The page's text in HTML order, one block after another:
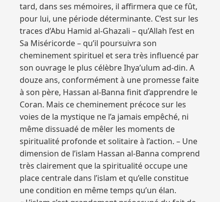
tard, dans ses mémoires, il affirmera que ce fût,
pour lui, une période déterminante. C’est sur les
traces d’Abu Hamid al-Ghazali – qu’Allah l’est en
Sa Miséricorde – qu’il poursuivra son
cheminement spirituel et sera très influencé par
son ouvrage le plus célèbre Ihya’ulum ad-din. A
douze ans, conformément à une promesse faite
à son père, Hassan al-Banna finit d’apprendre le
Coran. Mais ce cheminement précoce sur les
voies de la mystique ne l’a jamais empêché, ni
même dissuadé de mêler les moments de
spiritualité profonde et solitaire à l’action. – Une
dimension de l’islam Hassan al-Banna comprend
très clairement que la spiritualité occupe une
place centrale dans l’islam et qu’elle constitue
une condition en même temps qu’un élan.